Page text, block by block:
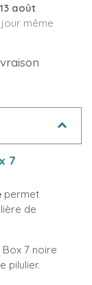
août
jour même
7
permet
de
7 noire
pilulier.